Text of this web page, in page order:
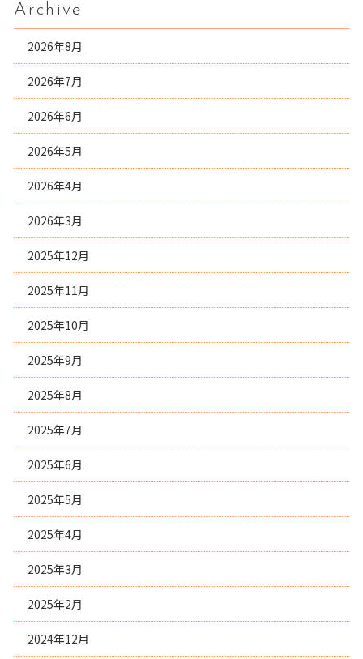
Archive
2026年8月
2026年7月
2026年6月
2026年5月
2026年4月
2026年3月
2025年12月
2025年11月
2025年10月
2025年9月
2025年8月
2025年7月
2025年6月
2025年5月
2025年4月
2025年3月
2025年2月
2024年12月